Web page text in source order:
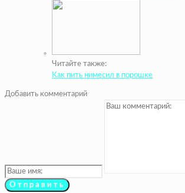
Читайте также:
Как пить нимесил в порошке
Добавить комментарий